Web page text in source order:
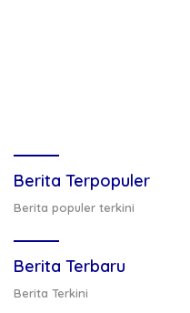
Berita Terpopuler
Berita populer terkini
Berita Terbaru
Berita Terkini